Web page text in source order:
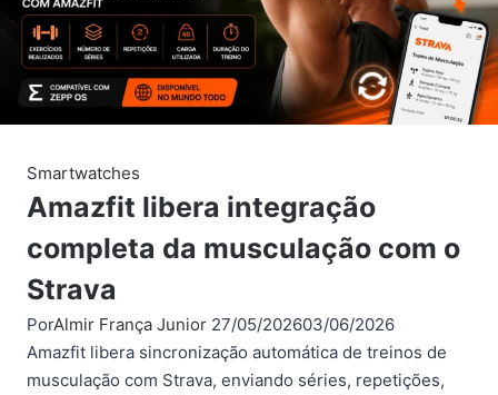
para
futuros
Galaxy
Watch
Smartwatches
Amazfit libera integração
completa da musculação com o
Strava
PorAlmir França Junior 27/05/202603/06/2026
Amazfit libera sincronização automática de treinos de
musculação com Strava, enviando séries, repetições,